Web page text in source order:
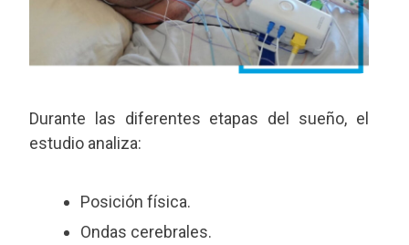
Durante las diferentes etapas del sueño, el
estudio analiza:
Posición física.
Ondas cerebrales.